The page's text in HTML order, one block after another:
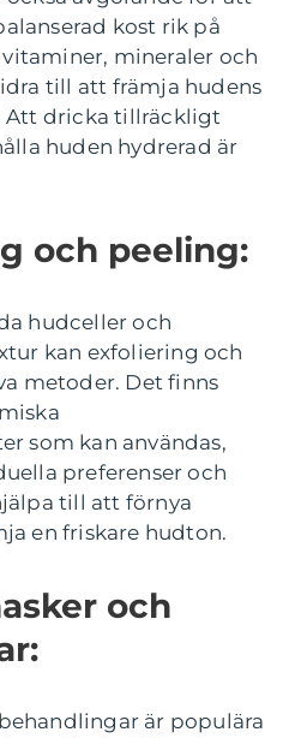
kost rik på
mineraler och
till att främja hudens
Att dricka tillräckligt
huden hydrerad är
och peeling:
hudceller och
kan exfoliering och
metoder. Det finns
som kan användas,
preferenser och
till att förnya
en friskare hudton.
och
är populära